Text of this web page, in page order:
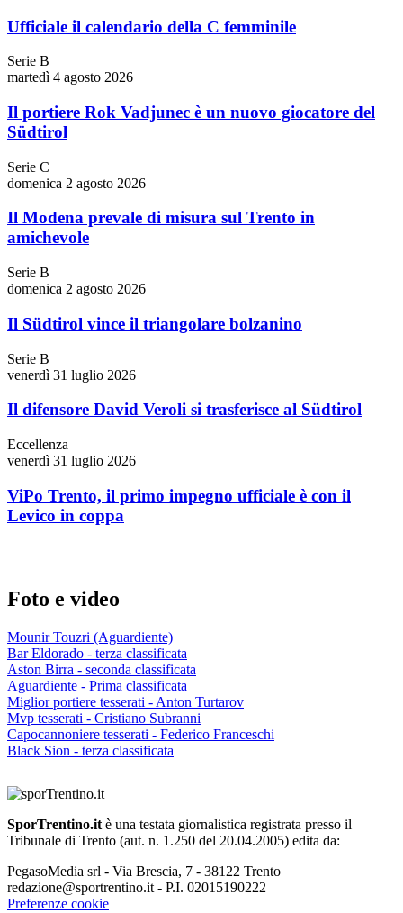
Ufficiale il calendario della C femminile
Serie B
martedì 4 agosto 2026
Il portiere Rok Vadjunec è un nuovo giocatore del
Südtirol
Serie C
domenica 2 agosto 2026
Il Modena prevale di misura sul Trento in
amichevole
Serie B
domenica 2 agosto 2026
Il Südtirol vince il triangolare bolzanino
Serie B
venerdì 31 luglio 2026
Il difensore David Veroli si trasferisce al Südtirol
Eccellenza
venerdì 31 luglio 2026
ViPo Trento, il primo impegno ufficiale è con il
Levico in coppa
Foto e video
Mounir Touzri (Aguardiente)
Bar Eldorado - terza classificata
Aston Birra - seconda classificata
Aguardiente - Prima classificata
Miglior portiere tesserati - Anton Turtarov
Mvp tesserati - Cristiano Subranni
Capocannoniere tesserati - Federico Franceschi
Black Sion - terza classificata
SporTrentino.it è una testata giornalistica registrata presso il
Tribunale di Trento (aut. n. 1.250 del 20.04.2005) edita da:
PegasoMedia srl - Via Brescia, 7 - 38122 Trento
redazione@sportrentino.it - P.I. 02015190222
Preferenze cookie